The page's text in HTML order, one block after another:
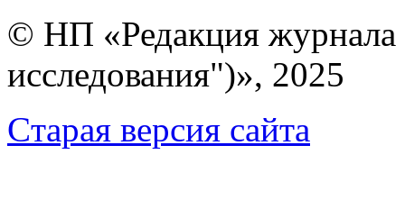
© НП «Редакция
исследования")», 2025
Cтарая версия сайта